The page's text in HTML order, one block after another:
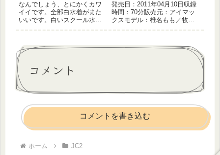
なんでしょう、とにかくカワ
イイです。全部白水着がまた
いいです。白いスクール水着
て見える白い水着がちょっと
いい感じです。亀の上に乗る
のはダメですね。ナニか別の
ことを想像してしまいそうで
す。
発売日：2011年04月10日収録
時間：70分販売元：アイマッ
クスモデル：椎名もも／牧原
たりしましたが、最初から二
コメント
コメントを書き込む
ホーム JC2